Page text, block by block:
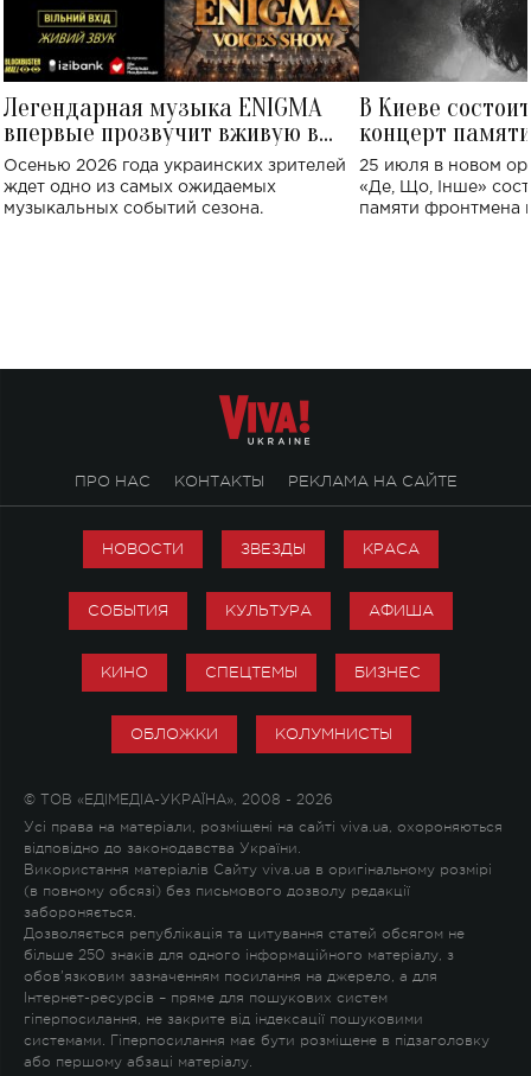
Легендарная музыка ENIGMA
впервые прозвучит вживую в
Украине: где состоится концерт
Осенью 2026 года украинских зрителей
ждет одно из самых ожидаемых
музыкальных событий сезона.
В Киеве
концерт
Клименко:
исполнят песни
25 июля в новом
«Де, Що, Інше»
памяти фронтмена
ПРО НАС КОНТАКТЫ РЕКЛАМА НА САЙТЕ
НОВОСТИ ЗВЕЗДЫ КРАСА
СОБЫТИЯ КУЛЬТУРА АФИША
КИНО СПЕЦТЕМЫ БИЗНЕС
ОБЛОЖКИ КОЛУМНИСТЫ
© ТОВ «ЕДІМЕДІА-УКРАЇНА», 2008 - 2026
Усі права на матеріали, розміщені на сайті viva.ua, охороняються
відповідно до законодавства України.
Використання матеріалів Сайту viva.ua в оригінальному розмірі
(в повному обсязі) без письмового дозволу редакції
забороняється.
Дозволяється републікація та цитування статей обсягом не
більше 250 знаків для одного інформаційного матеріалу, з
обов'язковим зазначенням посилання на джерело, а для
Інтернет-ресурсів – пряме для пошукових систем
гіперпосилання, не закрите від індексації пошуковими
системами. Гіперпосилання має бути розміщене в підзаголовку
або першому абзаці матеріалу.